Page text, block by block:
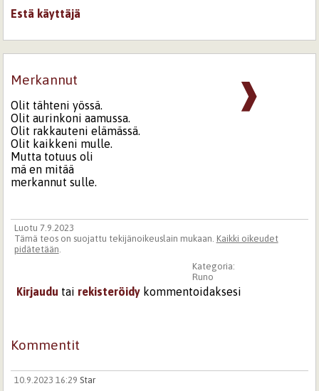
Estä käyttäjä
❱
Merkannut
Olit tähteni yössä.
Olit aurinkoni aamussa.
Olit rakkauteni elämässä.
Olit kaikkeni mulle.
Mutta totuus oli
mä en mitää
merkannut sulle.
Luotu 7.9.2023
Tämä teos on suojattu tekijänoikeuslain mukaan. Kaikki oikeudet
pidätetään.
Kategoria:
Runo
Kirjaudu tai rekisteröidy kommentoidaksesi
Kommentit
10.9.2023 16:29 Star